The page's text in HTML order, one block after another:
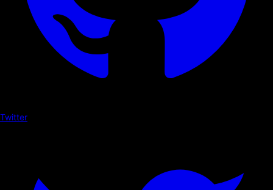
Twitter